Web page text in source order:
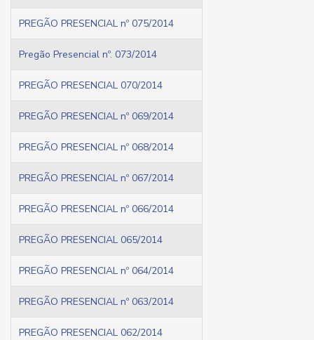
PREGÃO PRESENCIAL nº 075/2014
Pregão Presencial nº. 073/2014
PREGÃO PRESENCIAL 070/2014
PREGÃO PRESENCIAL nº 069/2014
PREGÃO PRESENCIAL nº 068/2014
PREGÃO PRESENCIAL nº 067/2014
PREGÃO PRESENCIAL nº 066/2014
PREGÃO PRESENCIAL 065/2014
PREGÃO PRESENCIAL nº 064/2014
PREGÃO PRESENCIAL nº 063/2014
PREGÃO PRESENCIAL 062/2014